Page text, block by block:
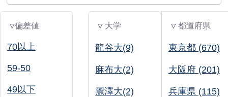
▽偏差値
70以上
59-50
49以下
▽ 大学
龍谷大(9)
麻布大(2)
麗澤大(2)
▽ 都道府県
東京都 (670)
大阪府 (201)
兵庫県 (115)